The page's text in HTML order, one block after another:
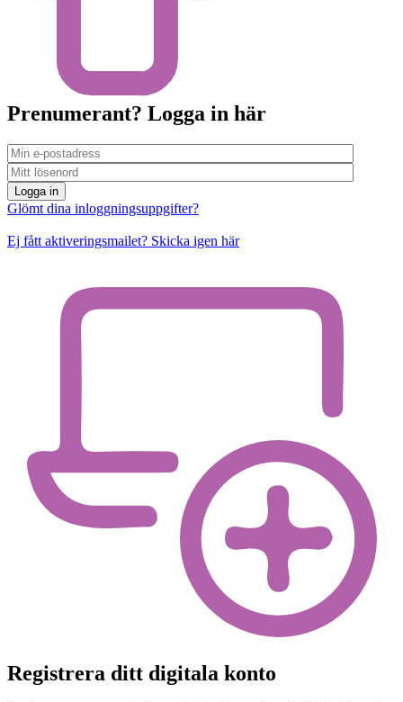
Prenumerant? Logga in här
Logga in
Glömt dina inloggningsuppgifter?
Ej fått aktiveringsmailet? Skicka igen här
Registrera ditt digitala konto